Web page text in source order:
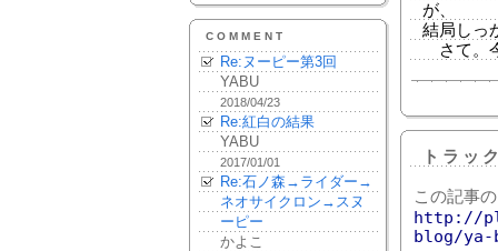
COMMENT
Re:ヌーピー第3回
YABU
2018/04/23
Re:紅白の結果
YABU
2017/01/01
Re:石ノ森→ライダー→
ネオサイクロン→スヌ
ーピー
かよこ
が、
結局しっ
さて。
トラッ
この記事
http://
blog/ya-